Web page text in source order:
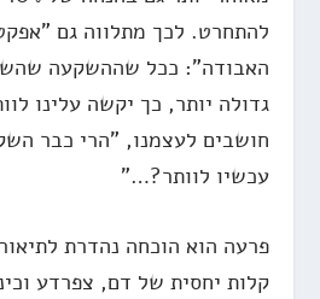
להתחרט. לכך מתלווה גם
האבודה": ככל שההשקעה
גדולה יותר, כך יקשה עלינו
חושבים לעצמנו, "הרי כבר
עכשיו לוותר?…"
פרעה הוא הוכחה נהדרת
קלות יחסית של דם, צפרדע